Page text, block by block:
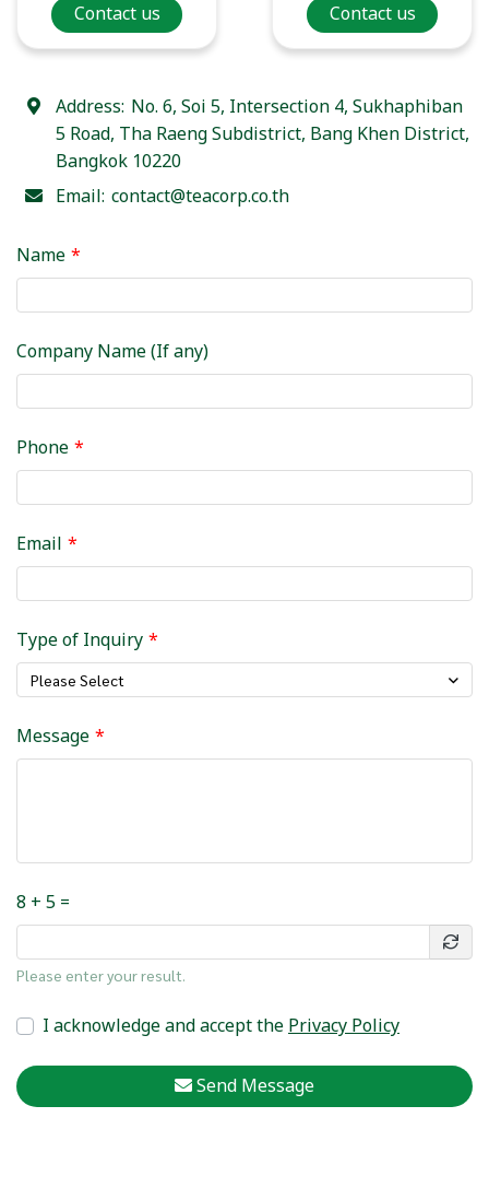
Contact us Contact us
Address: No. 6, Soi 5, Intersection 4, Sukhaphiban
5 Road, Tha Raeng Subdistrict, Bang Khen District,
Bangkok 10220
Email: contact@teacorp.co.th
Name
Company Name (If any)
Phone
Email
Type of Inquiry
Please Select
Message
8 + 5 =
Please enter your result.
I acknowledge and accept thePrivacy Policy
Send Message